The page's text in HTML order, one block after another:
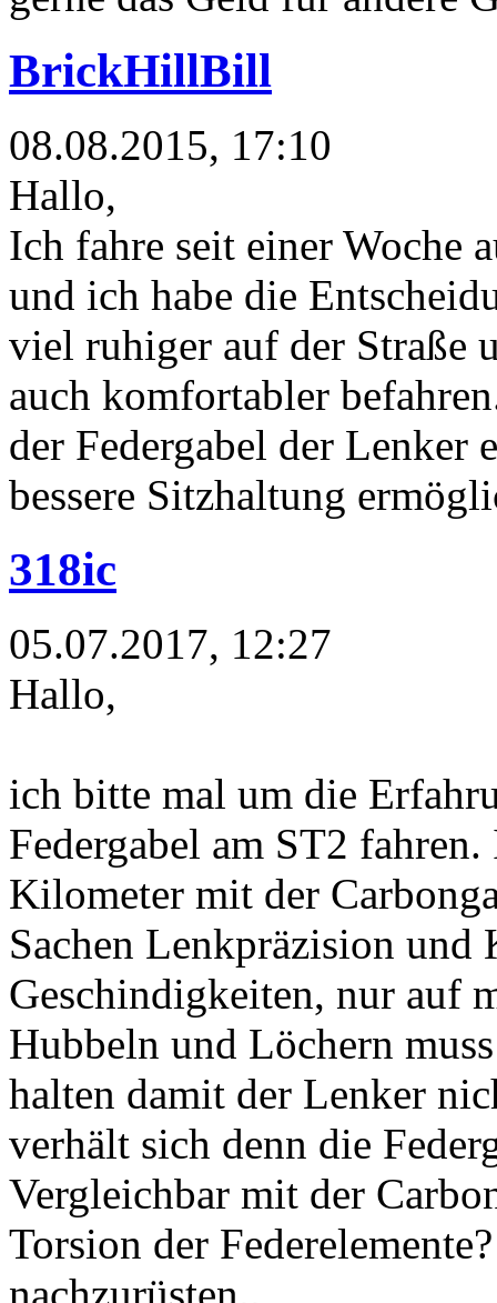
BrickHillBill
08.08.2015, 17:10
Hallo,
Ich fahre seit einer Woche
und ich habe die
viel ruhiger auf der Straße
auch komfortabler
der Federgabel der Lenker
bessere Sitzhaltung
318ic
05.07.2017, 12:27
Hallo,
ich bitte mal um die
Federgabel am ST2
Kilometer mit der
Sachen Lenkpräzision
Geschindigkeiten, nur auf
Hubbeln und Löchern
halten damit der Lenker
verhält sich denn die
Vergleichbar mit der
Torsion der